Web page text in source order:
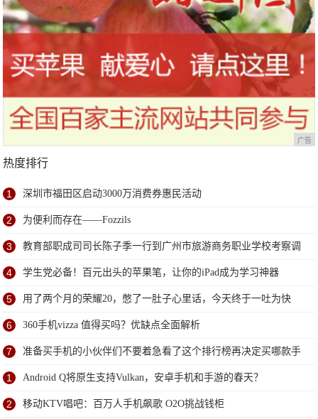
广告
热度排行
1 深圳市福田区启动3000万消费券惠民活动
2 为便利而存在——Fozzils
3 教育部职成司司长陈子季一行到广州市旅游商务职业学校考察调
研
4 学生党必备！百元出头的苹果笔，让你的iPad成为学习神器
5 用了两个月的荣耀20，憋了一肚子心里话，今天终于一吐为快
6 360手机vizza 值得买吗？优缺点全面解析
7 准备买手机的小伙伴们不要着急看了这个排行榜再决定买哪款手
机吧
1 Android Q将原生支持Vulkan，安卓手机和手游的春天？
2 移动KTV唱吧：百万人手机飙歌 O2O挑战钱柜